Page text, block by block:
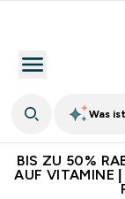
Was
BIS ZU 50%
AUF VITAMINE